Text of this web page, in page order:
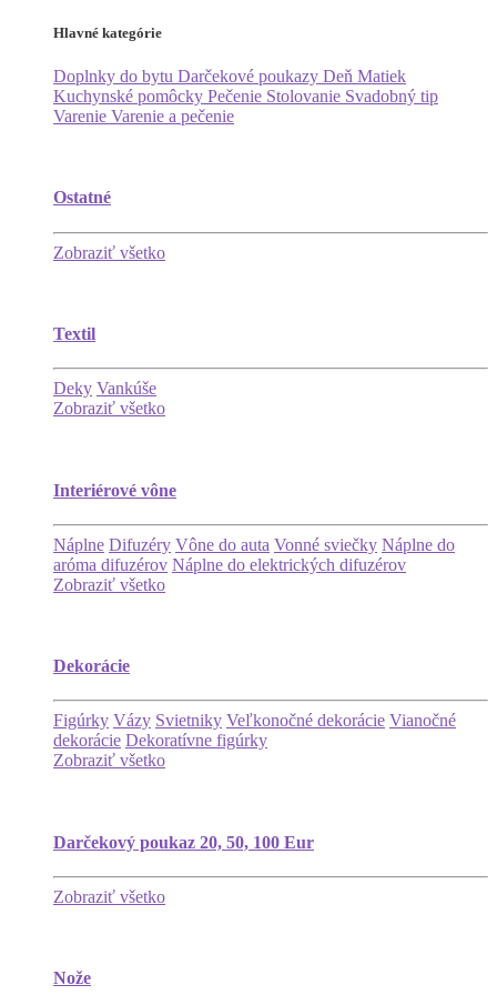
Hlavné kategórie
Doplnky do bytu Darčekové poukazy Deň Matiek
Kuchynské pomôcky Pečenie Stolovanie Svadobný tip
Varenie Varenie a pečenie
Ostatné
Zobraziť všetko
Textil
Deky Vankúše
Zobraziť všetko
Interiérové vône
Náplne Difuzéry Vône do auta Vonné sviečky Náplne do
aróma difuzérov Náplne do elektrických difuzérov
Zobraziť všetko
Dekorácie
Figúrky Vázy Svietniky Veľkonočné dekorácie Vianočné
dekorácie Dekoratívne figúrky
Zobraziť všetko
Darčekový poukaz 20, 50, 100 Eur
Zobraziť všetko
Nože